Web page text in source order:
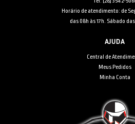
Horário de atendimento: de
das 08h às 17h. Sábado das
AJUDA
Central de
Meus Pedidos
Minha Conta